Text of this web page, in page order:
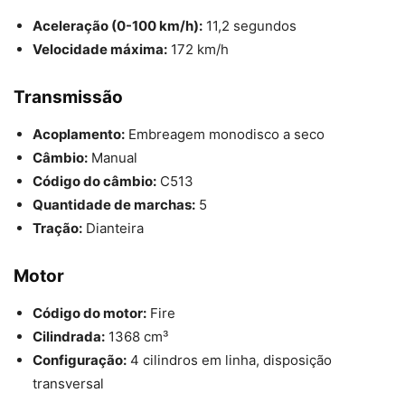
Aceleração (0-100 km/h): 11,2 segundos
Velocidade máxima: 172 km/h
Transmissão
Acoplamento: Embreagem monodisco a seco
Câmbio: Manual
Código do câmbio: C513
Quantidade de marchas: 5
Tração: Dianteira
Motor
Código do motor: Fire
Cilindrada: 1368 cm³
Configuração: 4 cilindros em linha, disposição
transversal